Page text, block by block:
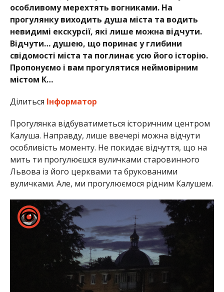
особливому мерехтять вогниками. На
прогулянку виходить душа міста та водить
невидимі екскурсії, які лише можна відчути.
Відчути… душею, що поринає у глибини
свідомості міста та поглинає усю його історію.
Пропонуємо і вам прогулятися неймовірним
містом К…
Ділиться Інформатор
Прогулянка відбуватиметься історичним центром
Калуша. Направду, лише ввечері можна відчути
особливість моменту. Не покидає відчуття, що на
мить ти прогулюєшся вуличками старовинного
Львова із його церквами та брукованими
вуличками. Але, ми прогулюємося рідним Калушем.